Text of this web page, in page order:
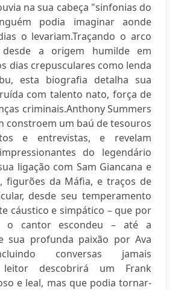
na sua cabeça "sinfonias do
podia imaginar aonde
o levariam.Traçando o arco
a origem humilde em
dias crepusculares como lenda
esta biografia detalha sua
com talento nato, força de
criminais.Anthony Summers
constroem um baú de tesouros
e entrevistas, e revelam
do legendário
ligação com Sam Giancana e
figurões da Máfia, e traços de
desde seu temperamento
cáustico e simpático – que por
o cantor escondeu – até a
sua profunda paixão por Ava
conversas jamais
leitor descobrirá um Frank
e leal, mas que podia tornar-